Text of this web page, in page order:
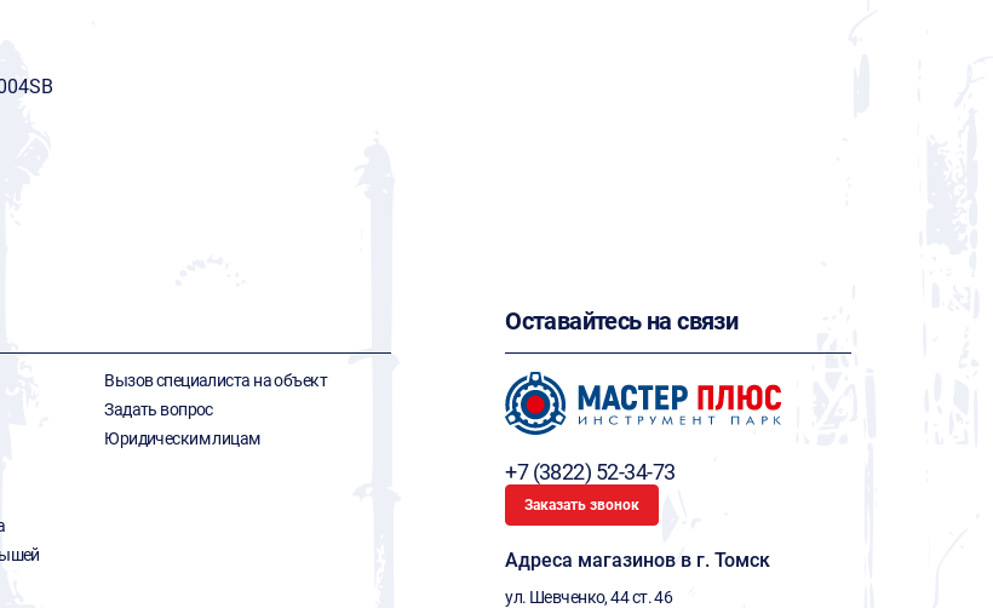
Вызов специалиста на объект
Задать вопрос
Юридическим лицам
Оставайтесь на связи
+7 (3822) 52-34-73
Заказать звонок
Адреса магазинов в г. Томск
ул. Шевченко, 44 ст. 46